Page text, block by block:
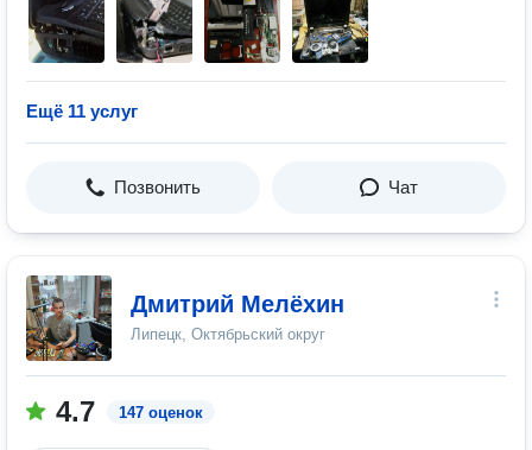
Ещё 11 услуг
Позвонить Чат
Дмитрий Мелёхин
Липецк, Октябрьский округ
4.7 147 оценок